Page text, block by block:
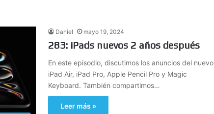
Daniel mayo 19, 2024
283: iPads nuevos 2 años después
En este episodio, discutimos los anuncios del nuevo
iPad Air, iPad Pro, Apple Pencil Pro y Magic
Keyboard. También compartimos…
Leer más »